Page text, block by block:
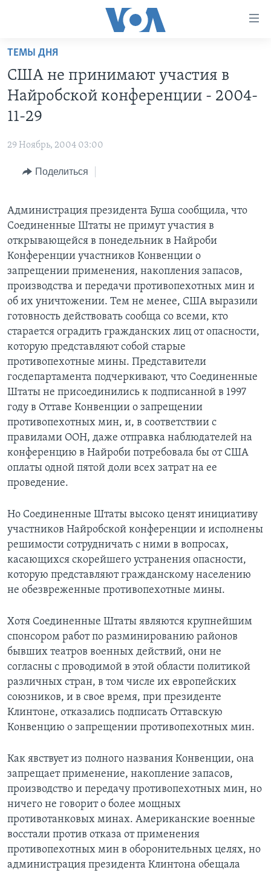
Перейти
основной
контент
Перейти
основной
навигации
Перейти
ПРОГРАММЫ
ИТОГИ
ПОЧЕМУ ЭТО ВАЖНО?
НЬЮ-ЙОРК NEW YORK
АМЕРИКА. БОЛЬШОЕ ПУТЕШЕСТВИЕ
ПРОЕКТЫ
НАША АМЕРИКАНСКАЯ ИСТОРИЯ
А КАК В АМЕРИКЕ?
АМЕРИКАНСКИЕ ГОРОДКИ
ТЕСТЫ
ИНТЕРВЬЮ
ФАКТЫ ПРОТИВ ФЕЙКОВ
УЧИМ АНГЛИЙСКИЙ
ВИДЕО
ПОДПИСКА НА НОВОСТИ
Learning English
Языки
ТЕМЫ ДНЯ
США не принимают участия в
Найробской конференции - 2004-
11-29
29 Ноябрь, 2004 03:00
Поделиться
Администрация президента Буша сообщила, что
Соединенные Штаты не примут участия в
открывающейся в понедельник в Найроби
Конференции участников Конвенции о
запрещении применения, накопления запасов,
производства и передачи противопехотных мин и
об их уничтожении. Тем не менее, США выразили
готовность действовать сообща со всеми, кто
старается оградить гражданских лиц от опасности,
которую представляют собой старые
противопехотные мины. Представители
госдепартамента подчеркивают, что Соединенные
Штаты не присоединились к подписанной в 1997
году в Оттаве Конвенции о запрещении
противопехотных мин, и, в соответствии с
правилами ООН, даже отправка наблюдателей на
конференцию в Найроби потребовала бы от США
оплаты одной пятой доли всех затрат на ее
проведение.
Но Соединенные Штаты высоко ценят инициативу
участников Найробской конференции и исполнены
решимости сотрудничать с ними в вопросах,
касающихся скорейшего устранения опасности,
которую представляют гражданскому населению
не обезвреженные противопехотные мины.
Хотя Соединенные Штаты являются крупнейшим
спонсором работ по разминированию районов
бывших театров военных действий, они не
согласны с проводимой в этой области политикой
различных стран, в том числе их европейских
союзников, и в свое время, при президенте
Клинтоне, отказались подписать Оттавскую
Конвенцию о запрещении противопехотных мин.
Как явствует из полного названия Конвенции, она
запрещает применение, накопление запасов,
производство и передачу противопехотных мин, но
ничего не говорит о более мощных
противотанковых минах. Американские военные
восстали против отказа от применения
противопехотных мин в оборонительных целях, но
администрация президента Клинтона обещала